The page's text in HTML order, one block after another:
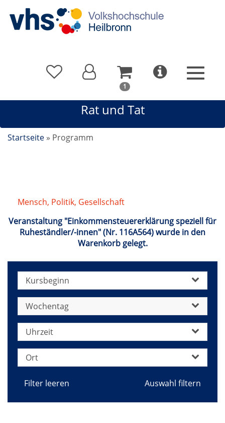
1 In
Warenkorb
sich
Rat und Tat
Startseite » Programm
Mensch, Politik, Gesellschaft
Veranstaltung "Einkommensteuererklärung speziell für
Ruheständler/-innen" (Nr. 116A564) wurde in den
Warenkorb gelegt.
Kursbeginn
Wochentag
Uhrzeit
Ort
Filter leeren